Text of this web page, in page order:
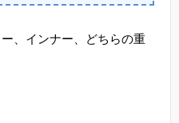
、インナー、どちらの重